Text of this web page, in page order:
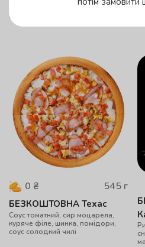
філадельфія, огірок, авокадо
0.01
0 ₴ 545 г
БЕЗКОШТОВНА Техас
Cоуc томатний, сир моцарела,
куряче філе, шинка, помідори,
соус солодкий чилі